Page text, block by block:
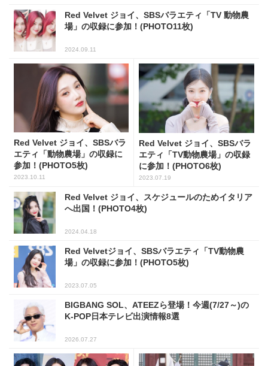
Red Velvet ジョイ、SBSバラエティ「TV 動物農
場」の収録に参加！(PHOTO11枚)
2024.09.11
Red Velvet ジョイ、SBSバラ
エティ「動物農場」の収録に
参加！(PHOTO5枚)
2023.10.11
Red Velvet ジョイ、SBSバラ
エティ「TV動物農場」の収録
に参加！(PHOTO6枚)
2023.07.19
Red Velvet ジョイ、スケジュールのためイタリア
へ出国！(PHOTO4枚)
2024.04.18
Red Velvetジョイ、SBSバラエティ「TV動物農
場」の収録に参加！(PHOTO5枚)
2023.07.05
BIGBANG SOL、ATEEZら登場！今週(7/27～)の
K-POP日本テレビ出演情報8選
2026.07.27